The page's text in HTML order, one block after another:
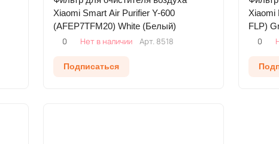
Xiaomi Smart Air Purifier Y-600
(AFEP7TFM20) White (Белый)
0 Нет в наличии Арт. 8518
Подписаться
Xiaomi
FLP)
0